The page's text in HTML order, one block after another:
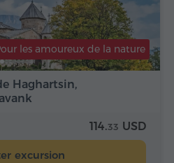
Haghartsin,
les amoureux de la nature
114.33 USD
excursion